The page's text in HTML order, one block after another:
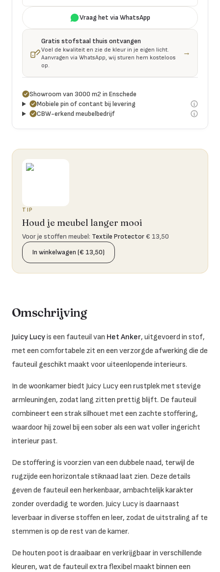
Vraag het via WhatsApp
Gratis stofstaal thuis ontvangen
Voel de kwaliteit en zie de kleur in je eigen licht.
Aanvragen via WhatsApp, wij sturen hem kosteloos
op.
→
Showroom van 3000 m2 in Enschede
Mobiele pin of contant bij levering
CBW-erkend meubelbedrijf
TIP
Houd je meubel langer mooi
Voor je stoffen meubel: Textile Protector€ 13,50
In winkelwagen (€ 13,50)
Omschrijving
Juicy Lucyis een fauteuil van Het Anker, uitgevoerd in stof,
met een comfortabele zit en een verzorgde afwerking die de
fauteuil geschikt maakt voor uiteenlopende interieurs.
In de woonkamer biedt Juicy Lucy een rustplek met stevige
armleuningen, zodat lang zitten prettig blijft. De fauteuil
combineert een strak silhouet met een zachte stoffering,
waardoor hij zowel bij een sober als een wat voller ingericht
interieur past.
De stoffering is voorzien van een dubbele naad, terwijl de
rugzijde een horizontale stiknaad laat zien. Deze details
geven de fauteuil een herkenbaar, ambachtelijk karakter
zonder overdadig te worden. Juicy Lucy is daarnaast
leverbaar in diverse stoffen en leer, zodat de uitstraling af te
stemmen is op de rest van de kamer.
De houten poot is draaibaar en verkrijgbaar in verschillende
kleuren, wat de fauteuil extra flexibel maakt binnen een